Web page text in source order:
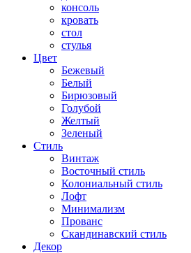
консоль
кровать
стол
стулья
Цвет
Бежевый
Белый
Бирюзовый
Голубой
Желтый
Зеленый
Стиль
Винтаж
Восточный стиль
Колониальный стиль
Лофт
Минимализм
Прованс
Скандинавский стиль
Декор